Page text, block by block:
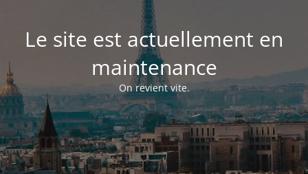
Le site est actuellement en
maintenance
On revient vite.